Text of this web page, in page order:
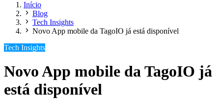
Início
Blog
Tech Insights
Novo App mobile da TagoIO já está disponível
Tech Insights
Novo App mobile da TagoIO já
está disponível